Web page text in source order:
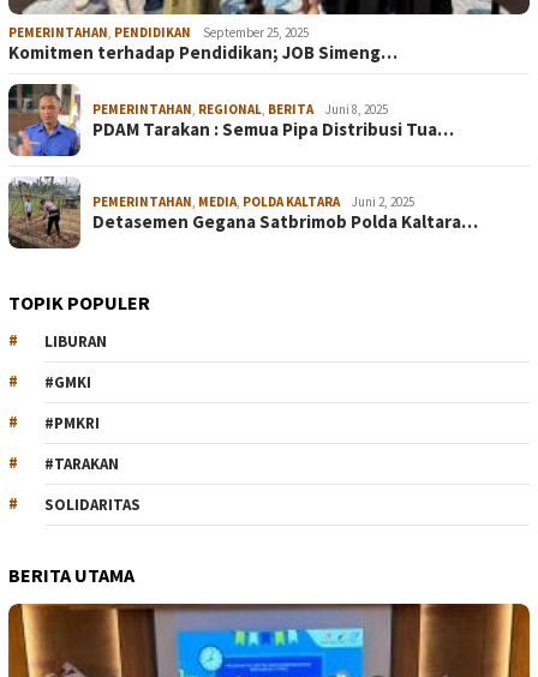
PEMERINTAHAN, PENDIDIKAN September 25, 2025
Komitmen terhadap Pendidikan; JOB Simeng…
PEMERINTAHAN, REGIONAL, BERITA Juni 8, 2025
PDAM Tarakan : Semua Pipa Distribusi Tua…
PEMERINTAHAN, MEDIA, POLDA KALTARA Juni 2, 2025
Detasemen Gegana Satbrimob Polda Kaltara…
TOPIK POPULER
LIBURAN
#GMKI
#PMKRI
#TARAKAN
SOLIDARITAS
BERITA UTAMA